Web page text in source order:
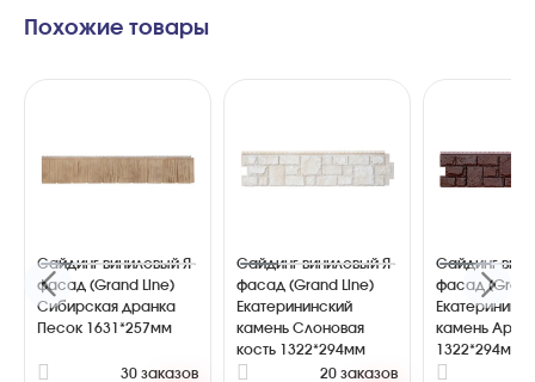
Похожие товары
Сайдинг виниловый Я-
фасад (Grand Line)
Сибирская дранка
Песок 1631*257мм
30 заказов
Сайдинг виниловый Я-
фасад (Grand Line)
Екатерининский
камень Слоновая
кость 1322*294мм
20 заказов
Сайдинг
фасад
камень
1322*294мм